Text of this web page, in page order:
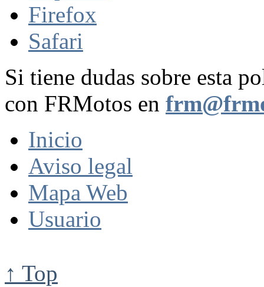
Firefox
Safari
Si tiene dudas sobre esta
con FRMotos en
Inicio
Aviso legal
Mapa Web
Usuario
↑ Top